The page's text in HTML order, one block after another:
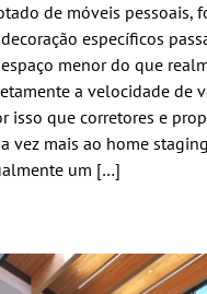
de móveis pessoais,
específicos
menor do que
a velocidade de
isso que corretores e
vez mais ao home
um […]